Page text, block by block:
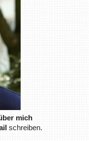
mich
schreiben.